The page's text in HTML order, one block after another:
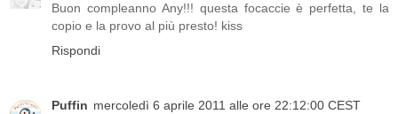
Buon compleanno Any!!! questa focaccie è perfetta, te la
copio e la provo al più presto! kiss
Rispondi
Puffin mercoledì 6 aprile 2011 alle ore 22:12:00 CEST